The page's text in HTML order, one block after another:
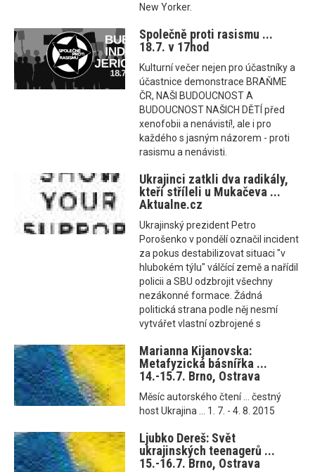
New Yorker.
Společně proti rasismu ...
18.7. v 17hod
Kulturní večer nejen pro účastníky a
účastnice demonstrace BRAŇME
ČR, NAŠI BUDOUCNOST A
BUDOUCNOST NAŠICH DĚTÍ před
xenofobii a nenávistí!, ale i pro
každého s jasným názorem - proti
rasismu a nenávisti.
Ukrajinci zatkli dva radikály,
kteří stříleli u Mukačeva ...
Aktualne.cz
Ukrajinský prezident Petro
Porošenko v pondělí označil incident
za pokus destabilizovat situaci "v
hlubokém týlu" válčící země a nařídil
policii a SBU odzbrojit všechny
nezákonné formace. Žádná
politická strana podle něj nesmí
vytvářet vlastní ozbrojené s
Marianna Kijanovska:
Metafyzická básnířka ...
14.-15.7. Brno, Ostrava
Měsíc autorského čtení ... čestný
host Ukrajina ... 1. 7. - 4. 8. 2015
Ljubko Dereš: Svět
ukrajinských teenagerů ...
15.-16.7. Brno, Ostrava